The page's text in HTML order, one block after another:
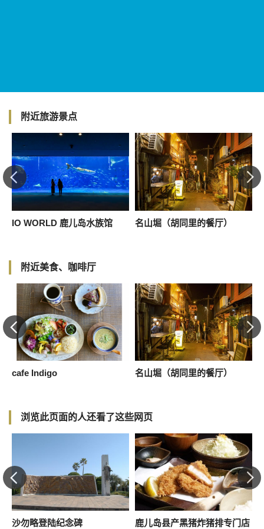
附近旅游景点
IO WORLD 鹿儿岛水族馆 名山堀（胡同里的餐厅）
附近美食、咖啡厅
cafe Indigo 名山堀（胡同里的餐厅）
浏览此页面的人还看了这些网页
沙勿略登陆纪念碑 鹿儿岛县产黑猪炸猪排专门店